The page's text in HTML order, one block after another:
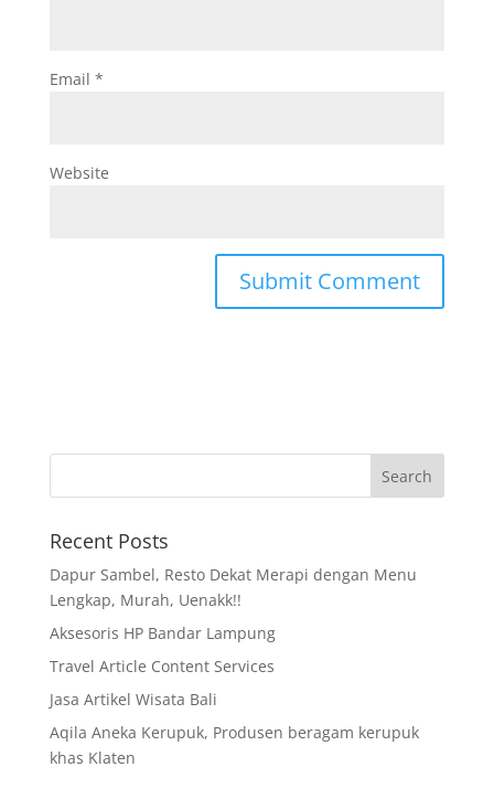
Email *
Website
Recent Posts
Dapur Sambel, Resto Dekat Merapi dengan Menu
Lengkap, Murah, Uenakk!!
Aksesoris HP Bandar Lampung
Travel Article Content Services
Jasa Artikel Wisata Bali
Aqila Aneka Kerupuk, Produsen beragam kerupuk
khas Klaten